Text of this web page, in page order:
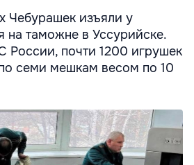
Чебурашек изъяли у
на таможне в Уссурийске.
России, почти 1200 игрушек
семи мешкам весом по 10